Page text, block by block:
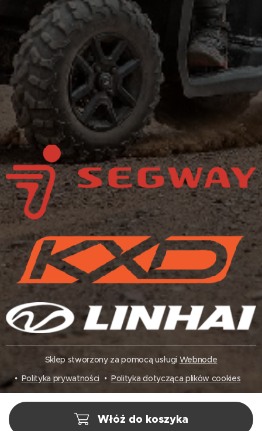
Włóż do koszyka
Sklep stworzony za pomocą usługi Webnode
Polityka prywatności
Polityka dotycząca plików cookies